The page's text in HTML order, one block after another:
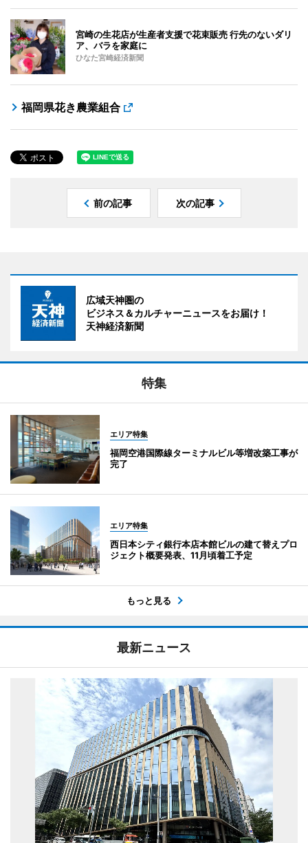
宮崎の生花店が生産者支援で花束販売 行先のないダリ
ア、バラを家庭に
ひなた宮崎経済新聞
福岡県花き農業組合
前の記事 次の記事
広域天神圏の
ビジネス＆カルチャーニュースをお届け！
天神経済新聞
特集
エリア特集
福岡空港国際線ターミナルビル等増改築工事が
完了
エリア特集
西日本シティ銀行本店本館ビルの建て替えプロ
ジェクト概要発表、11月頃着工予定
もっと見る
最新ニュース